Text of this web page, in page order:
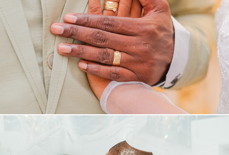
Matrimonio Yasira & Hamilton